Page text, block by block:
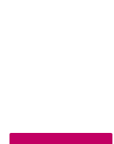
Rechtspraak.nl
- U verlaat